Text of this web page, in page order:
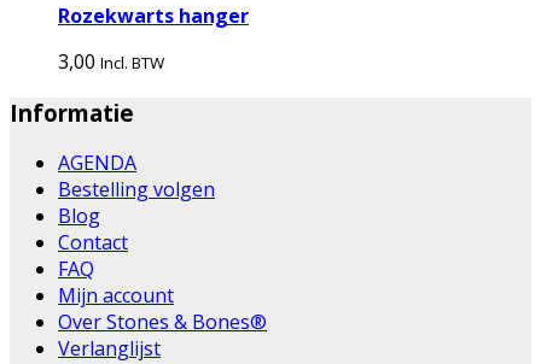
Rozekwarts hanger
3,00 Incl. BTW
Informatie
AGENDA
Bestelling volgen
Blog
Contact
FAQ
Mijn account
Over Stones & Bones®
Verlanglijst